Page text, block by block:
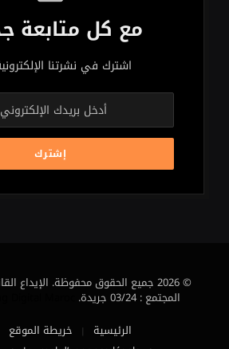
مع كل متابعة
اشترك في نشرتنا
© 2026 جميع الحقوق محفوظة. الإيداع
المجتمع : 03/24 جريدة.
الرئيسية
خريطة الموقع